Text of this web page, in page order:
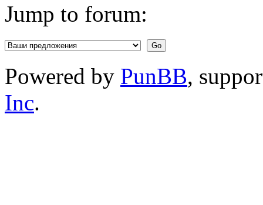
Jump to forum:
Powered by PunBB,
Inc.